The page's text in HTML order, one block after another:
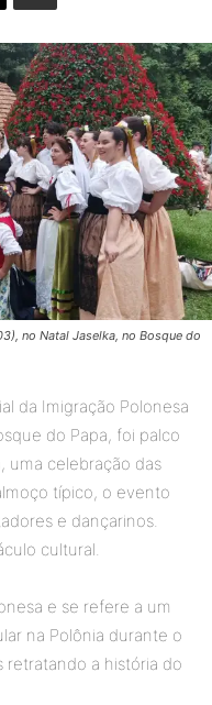
no Natal Jaselka, no Bosque do
da Imigração Polonesa
do Papa, foi palco
uma celebração das
típico, o evento
e dançarinos.
cultural.
e se refere a um
na Polônia durante o
a história do